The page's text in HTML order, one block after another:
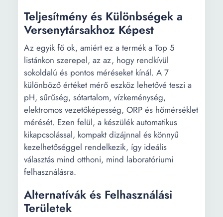
Teljesítmény és Különbségek a
Versenytársakhoz Képest
Az egyik fő ok, amiért ez a termék a Top 5
listánkon szerepel, az az, hogy rendkívül
sokoldalú és pontos méréseket kínál. A 7
különböző értéket mérő eszköz lehetővé teszi a
pH, sűrűség, sótartalom, vízkeménység,
elektromos vezetőképesség, ORP és hőmérséklet
mérését. Ezen felül, a készülék automatikus
kikapcsolással, kompakt dizájnnal és könnyű
kezelhetőséggel rendelkezik, így ideális
választás mind otthoni, mind laboratóriumi
felhasználásra.
Alternatívák és Felhasználási
Területek